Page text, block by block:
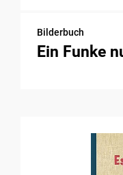
Bilderbuch
Ein Funke